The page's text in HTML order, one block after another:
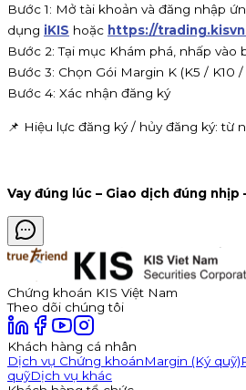
Bước 1: Mở tài khoản và đăng nhập
dụng iKIS hoặc https://
Bước 2: Tại mục Khám phá, nhấp vào
Bước 3: Chọn Gói Margin K (K5 / K10
Bước 4: Xác nhận đăng ký
📌 Hiệu lực đăng ký / hủy đăng ký: từ
Vay đúng lúc – Giao dịch đúng nhịp
Chứng khoán KIS Việt Nam
Theo dõi chúng tôi
Khách hàng cá nhân
Dịch vụ Chứng khoánMargin (Ký quỹ)
quỹDịch vụ khác